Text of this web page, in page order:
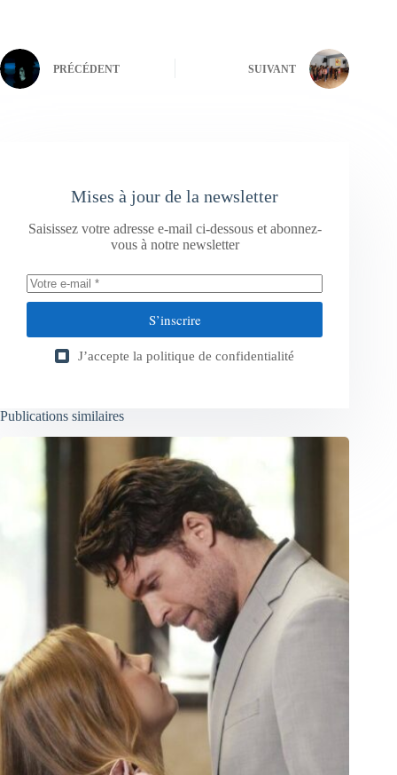
PRÉCÉDENT SUIVANT
Mises à jour de la newsletter
Saisissez votre adresse e-mail ci-dessous et abonnez-
vous à notre newsletter
S’inscrire
J’accepte la politique de confidentialité
Publications similaires